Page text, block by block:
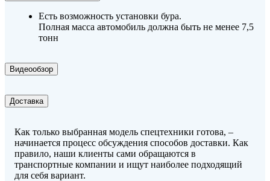
Есть возможность установки бура.
Полная масса автомобиль должна быть не менее 7,5
тонн
Видеообзор
Доставка
Как только выбранная модель спецтехники готова, –
начинается процесс обсуждения способов доставки. Как
правило, наши клиенты сами обращаются в
транспортные компании и ищут наиболее подходящий
для себя вариант.